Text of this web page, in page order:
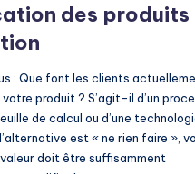
des produits
: Que font les clients
produit ? S’agit-il d’un
de calcul ou d’une
est « ne rien faire »,
doit être suffisamment